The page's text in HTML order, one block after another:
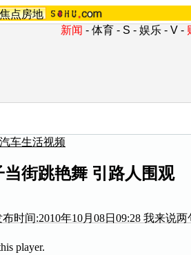
焦点房地
新闻 - 体育 - S - 娱乐 - V -
汽车生活视频
街跳艳舞 引路人围观
布时间:2010年10月08日09:28 我来说两
player.